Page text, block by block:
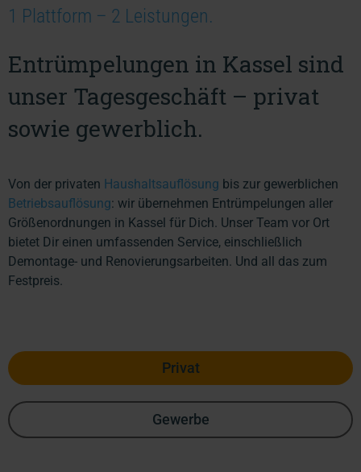
1 Plattform – 2 Leistungen.
Entrümpelungen in Kassel sind
unser Tagesgeschäft – privat
sowie gewerblich.
Von der privaten Haushaltsauflösung bis zur gewerblichen
Betriebsauflösung: wir übernehmen Entrümpelungen aller
Größenordnungen in Kassel für Dich. Unser Team vor Ort
bietet Dir einen umfassenden Service, einschließlich
Demontage- und Renovierungsarbeiten. Und all das zum
Festpreis.
Privat
Gewerbe